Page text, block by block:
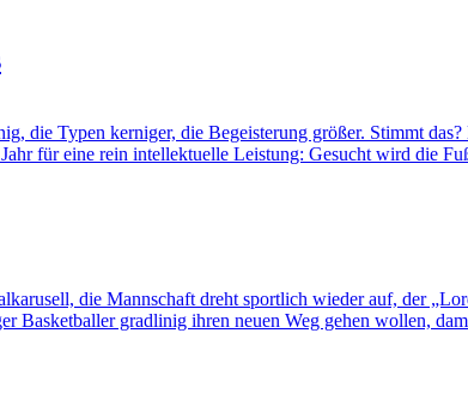
die Typen kerniger, die Begeisterung größer. Stimmt
für eine rein intellektuelle Leistung: Gesucht wird die
die Mannschaft dreht sportlich wieder auf, der
Basketballer gradlinig ihren neuen Weg gehen wollen,